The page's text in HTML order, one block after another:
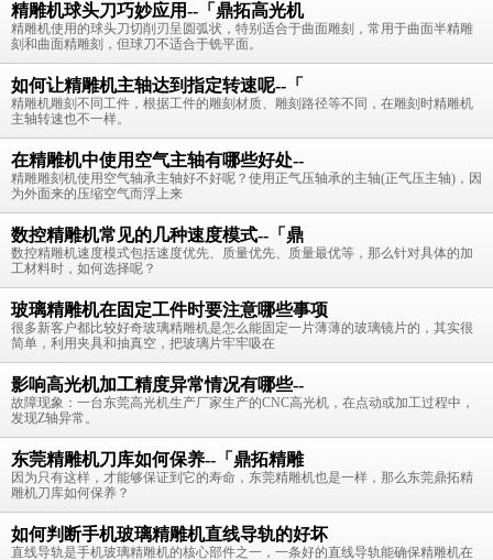
精雕机球头刀巧妙应用--「鼎拓高光机
精雕机使用的球头刀切削刃呈圆弧状，特别适合于曲面雕刻，常用于曲面半精雕
刻和曲面精雕刻，但球刀不适合于铣平面。
如何让精雕机主轴达到指定转速呢--「
精雕机雕刻不同工件，根据工件的雕刻材质、雕刻路径等不同，在雕刻时精雕机
主轴转速也不一样。
在精雕机中使用空气主轴有哪些好处--
精雕雕刻机使用空气轴承主轴好不好呢？使用正气压轴承的主轴(正气压主轴)，因
为外面来的压缩空气而浮上来
数控精雕机常见的几种速度模式--「鼎
数控精雕机速度模式包括速度优先、质量优先、质量最优等，那么针对具体的加
工材料时，如何选择呢？
玻璃精雕机在固定工件时要注意哪些事项
很多新客户都比较好奇玻璃精雕机是怎么能固定一片薄薄的玻璃镜片的，其实很
简单，利用夹具和抽真空，把玻璃片牢牢吸在
影响高光机加工精度异常情况有哪些--
故障现象：一台东莞高光机生产厂家生产的CNC高光机，在点动或加工过程中，
发现Z轴异常。
东莞精雕机刀库如何保养--「鼎拓精雕
因为只有这样，才能够保证到它的寿命，东莞精雕机也是一样，那么东莞鼎拓精
雕机刀库如何保养？
如何判断手机玻璃精雕机直线导轨的好坏
直线导轨是手机玻璃精雕机的核心部件之一，一条好的直线导轨能确保精雕机在